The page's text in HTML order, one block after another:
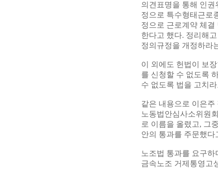
의견표명을 통해 인
정으로 특수형태근로
정으로 근로계약 체
한다고 했다. 정리해
정의규정을 개정하라
이 외에도 헌법이 보
를 신청할 수 없도록
수 없도록 법을 고치
같은 내용으로 이은
노동법안심사소위원
로 이름을 올렸고, 그
안의 통과를 주문했
노조법 통과를 요구
금속노조 거제통영고